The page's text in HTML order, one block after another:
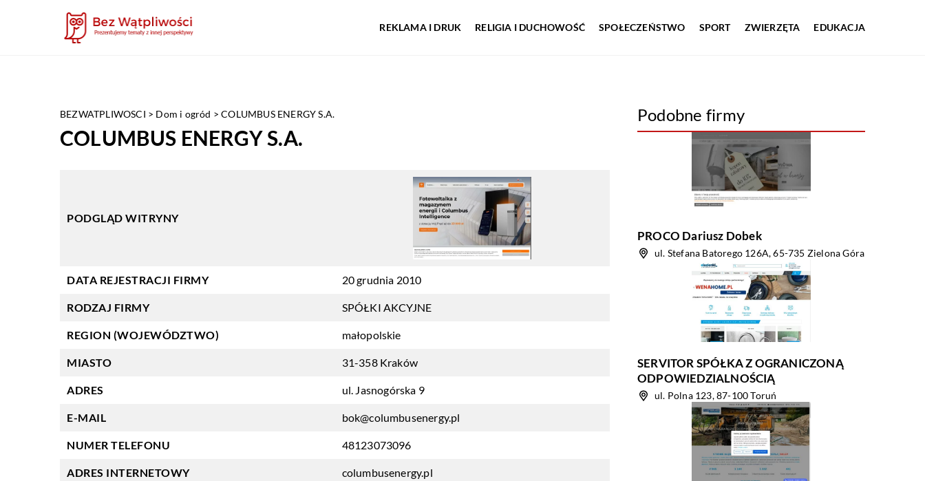
REKLAMA I DRUK RELIGIA I DUCHOWOŚĆ SPOŁECZEŃSTWO SPORT ZWIERZĘTA EDUKACJA
BEZWATPLIWOSCI > Dom i ogród >COLUMBUS ENERGY S.A.
COLUMBUS ENERGY S.A.
PODGLĄD WITRYNY
DATA REJESTRACJI FIRMY 20 grudnia 2010
RODZAJ FIRMY SPÓŁKI AKCYJNE
REGION (WOJEWÓDZTWO) małopolskie
MIASTO 31-358 Kraków
ADRES ul. Jasnogórska 9
E-MAIL bok@columbusenergy.pl
NUMER TELEFONU 48123073096
ADRES INTERNETOWY columbusenergy.pl
Podobne firmy
PROCO Dariusz Dobek
ul. Stefana Batorego 126A, 65-735 Zielona Góra
SERVITOR SPÓŁKA Z OGRANICZONĄ
ODPOWIEDZIALNOŚCIĄ
ul. Polna 123, 87-100 Toruń